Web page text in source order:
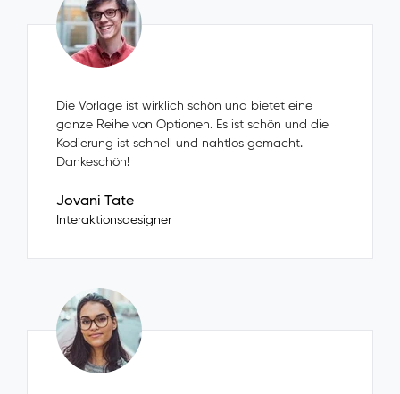
Die Vorlage ist wirklich schön und bietet eine
ganze Reihe von Optionen. Es ist schön und die
Kodierung ist schnell und nahtlos gemacht.
Dankeschön!
Jovani Tate
Interaktionsdesigner